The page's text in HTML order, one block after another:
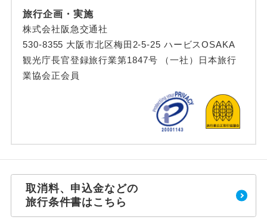
旅行企画・実施
株式会社阪急交通社
530-8355 大阪市北区梅田2-5-25 ハービスOSAKA
観光庁長官登録旅行業第1847号 （一社）日本旅行
業協会正会員
取消料、申込金などの
旅行条件書はこちら